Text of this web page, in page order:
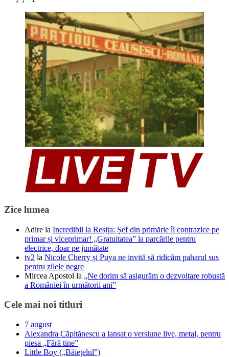
Zice lumea
Adire la Incredibil la Reșița: Șef din primărie îi contrazice pe
primar și viceprimar! „Gratuitatea” la parcările pentru
electrice, doar pe jumătate
tv2 la Nicole Cherry și Puya ne invită să ridicăm paharul sus
pentru zilele negre
Mircea Apostol la „Ne dorim să asigurăm o dezvoltare robustă
a României în următorii ani”
Cele mai noi titluri
7 august
Alexandra Căpitănescu a lansat o versiune live, metal, pentru
piesa „Fără tine”
Little Boy („Băiețelul”)